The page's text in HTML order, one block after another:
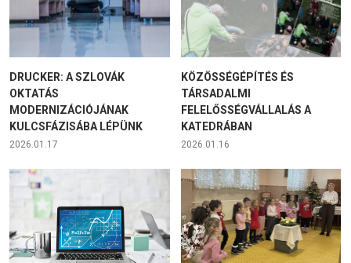
DRUCKER: A SZLOVÁK
OKTATÁS
MODERNIZÁCIÓJÁNAK
KULCSFÁZISÁBA LÉPÜNK
2026.01.17
KÖZÖSSÉGÉPÍTÉS ÉS
TÁRSADALMI
FELELŐSSÉGVÁLLALÁS A
KATEDRÁBAN
2026.01.16